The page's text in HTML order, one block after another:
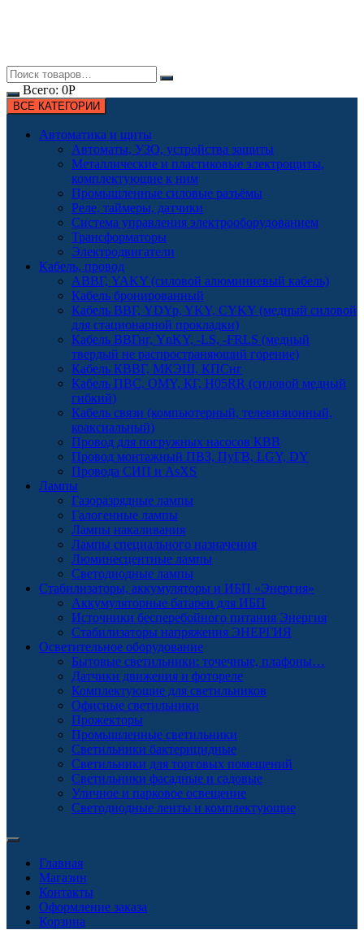
Всего: 0Р
ВСЕ КАТЕГОРИИ
Автоматика и щиты
Автоматы, УЗО, устройства защиты
Металлические и пластиковые электрощиты,
комплектующие к ним
Промышленные силовые разъёмы
Реле, таймеры, датчики
Система управления электрооборудованием
Трансформаторы
Электродвигатели
Кабель, провод
АВВГ, YAKY (силовой алюминиевый кабель)
Кабель бронированный
Кабель ВВГ, YDYp, YKY, CYKY (медный силовой
для стационарной прокладки)
Кабель ВВГнг, YnKY, -LS, -FRLS (медный
твердый не распространяющий горение)
Кабель КВВГ, МКЭШ, КПСнг
Кабель ПВС, OMY, КГ, H05RR (силовой медный
гибкий)
Кабель связи (компьютерный, телевизионный,
коаксиальный)
Провод для погружных насосов КВВ
Провод монтажный ПВЗ, ПуГВ, LGY, DY
Провода СИП и AsXS
Лампы
Газоразрядные лампы
Галогенные лампы
Лампы накаливания
Лампы специального назначения
Люминесцентные лампы
Светодиодные лампы
Стабилизаторы, аккумуляторы и ИБП «Энергия»
Аккумуляторные батареи для ИБП
Источники бесперебойного питания Энергия
Стабилизаторы напряжения ЭНЕРГИЯ
Осветительное оборудование
Бытовые светильники: точечные, плафоны…
Датчики движения и фотореле
Комплектующие для светильников
Офисные светильники
Прожекторы
Промышленные светильники
Светильники бактерицидные
Светильники для торговых помещений
Светильники фасадные и садовые
Уличное и парковое освещение
Светодиодные ленты и комплектующие
Главная
Магазин
Контакты
Оформление заказа
Корзина